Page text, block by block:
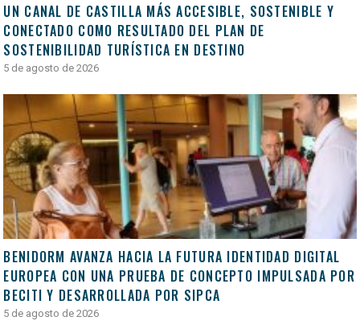
UN CANAL DE CASTILLA MÁS ACCESIBLE, SOSTENIBLE Y
CONECTADO COMO RESULTADO DEL PLAN DE
SOSTENIBILIDAD TURÍSTICA EN DESTINO
5 de agosto de 2026
BENIDORM AVANZA HACIA LA FUTURA IDENTIDAD DIGITAL
EUROPEA CON UNA PRUEBA DE CONCEPTO IMPULSADA POR
BECITI Y DESARROLLADA POR SIPCA
5 de agosto de 2026